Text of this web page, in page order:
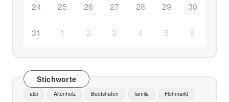
24 25 26 27 28 29 30
31 1 2 3 4 5 6
Stichworte
aldi Altenholz Bootshafen famila Flohmarkt